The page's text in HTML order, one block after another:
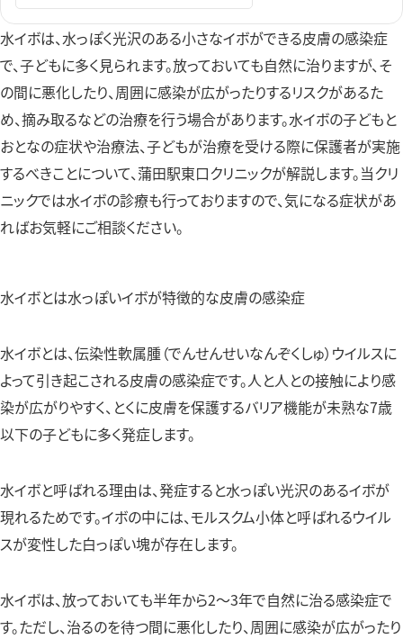
水イボは、水っぽく光沢のある小さなイボができる皮膚の感染症
で、子どもに多く見られます。放っておいても自然に治りますが、そ
の間に悪化したり、周囲に感染が広がったりするリスクがあるた
め、摘み取るなどの治療を行う場合があります。水イボの子どもと
おとなの症状や治療法、子どもが治療を受ける際に保護者が実施
するべきことについて、蒲田駅東口クリニックが解説します。当クリ
ニックでは水イボの診療も行っておりますので、気になる症状があ
ればお気軽にご相談ください。
水イボとは水っぽいイボが特徴的な皮膚の感染症
水イボとは、伝染性軟属腫（でんせんせいなんぞくしゅ）ウイルスに
よって引き起こされる皮膚の感染症です。人と人との接触により感
染が広がりやすく、とくに皮膚を保護するバリア機能が未熟な7歳
以下の子どもに多く発症します。
水イボと呼ばれる理由は、発症すると水っぽい光沢のあるイボが
現れるためです。イボの中には、モルスクム小体と呼ばれるウイル
スが変性した白っぽい塊が存在します。
水イボは、放っておいても半年から2～3年で自然に治る感染症で
す。ただし、治るのを待つ間に悪化したり、周囲に感染が広がったり